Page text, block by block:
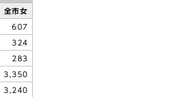
全市女
607
324
283
3,350
3,240